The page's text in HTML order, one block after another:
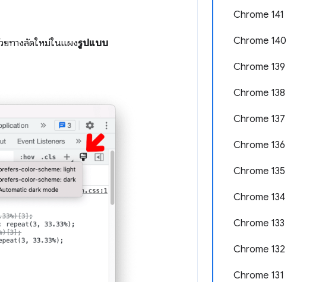
Chrome 141
Chrome 140
Chrome 139
Chrome 138
Chrome 137
Chrome 136
Chrome 135
Chrome 134
Chrome 133
Chrome 132
Chrome 131
ยทางลัดใหม่ในแผงรูปแบบ